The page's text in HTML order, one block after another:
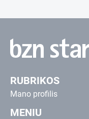
RUBRIKOS
Mano profilis
MENIU